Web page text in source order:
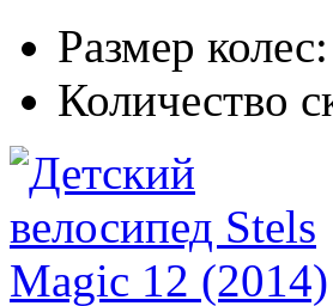
Размер колес:
Количество